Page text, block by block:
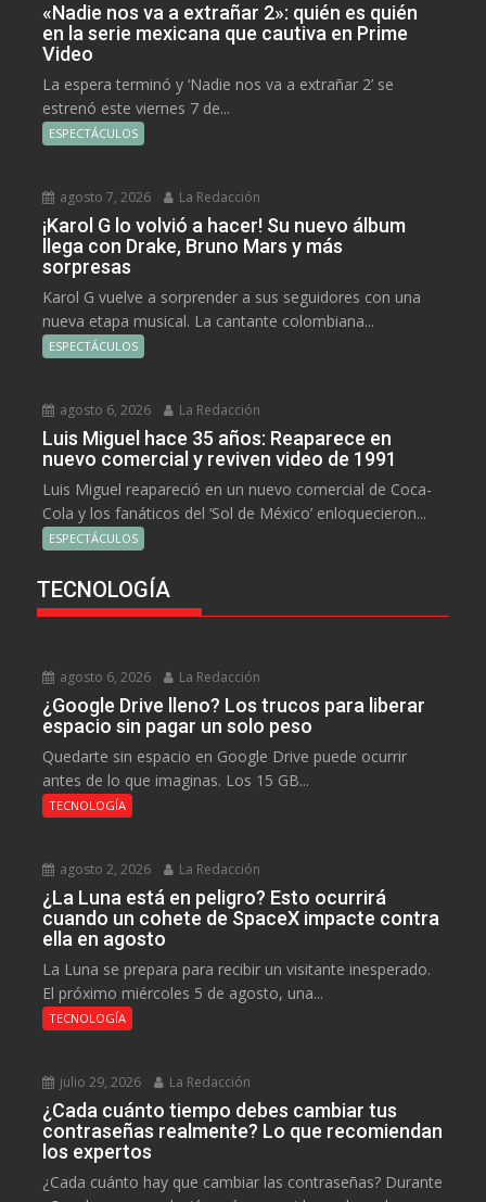
«Nadie nos va a extrañar 2»: quién es quién
en la serie mexicana que cautiva en Prime
Video
La espera terminó y ‘Nadie nos va a extrañar 2’ se
estrenó este viernes 7 de...
ESPECTÁCULOS
agosto 7, 2026 La Redacción
¡Karol G lo volvió a hacer! Su nuevo álbum
llega con Drake, Bruno Mars y más
sorpresas
Karol G vuelve a sorprender a sus seguidores con una
nueva etapa musical. La cantante colombiana...
ESPECTÁCULOS
agosto 6, 2026 La Redacción
Luis Miguel hace 35 años: Reaparece en
nuevo comercial y reviven video de 1991
Luis Miguel reapareció en un nuevo comercial de Coca-
Cola y los fanáticos del ‘Sol de México’ enloquecieron...
ESPECTÁCULOS
TECNOLOGÍA
agosto 6, 2026 La Redacción
¿Google Drive lleno? Los trucos para liberar
espacio sin pagar un solo peso
Quedarte sin espacio en Google Drive puede ocurrir
antes de lo que imaginas. Los 15 GB...
TECNOLOGÍA
agosto 2, 2026 La Redacción
¿La Luna está en peligro? Esto ocurrirá
cuando un cohete de SpaceX impacte contra
ella en agosto
La Luna se prepara para recibir un visitante inesperado.
El próximo miércoles 5 de agosto, una...
TECNOLOGÍA
julio 29, 2026 La Redacción
¿Cada cuánto tiempo debes cambiar tus
contraseñas realmente? Lo que recomiendan
los expertos
¿Cada cuánto hay que cambiar las contraseñas? Durante